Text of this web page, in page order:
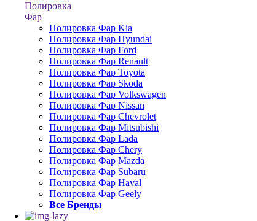
Полировка
Фар
Полировка Фар Kia
Полировка Фар Hyundai
Полировка Фар Ford
Полировка Фар Renault
Полировка Фар Toyota
Полировка Фар Skoda
Полировка Фар Volkswagen
Полировка Фар Nissan
Полировка Фар Chevrolet
Полировка Фар Mitsubishi
Полировка Фар Lada
Полировка Фар Chery
Полировка Фар Mazda
Полировка Фар Subaru
Полировка Фар Haval
Полировка Фар Geely
Все Бренды